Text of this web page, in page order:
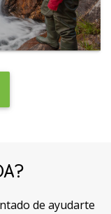
de ayudarte